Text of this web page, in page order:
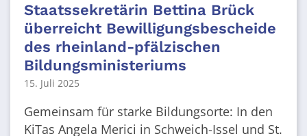
Staatssekretärin Bettina Brück
überreicht Bewilligungsbescheide
des rheinland-pfälzischen
Bildungsministeriums
15. Juli 2025
Gemeinsam für starke Bildungsorte: In den
KiTas Angela Merici in Schweich-Issel und St.